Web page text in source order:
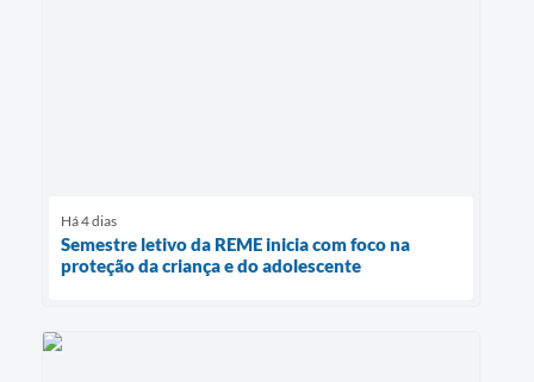
Há 4 dias
Semestre letivo da REME inicia com foco na
proteção da criança e do adolescente